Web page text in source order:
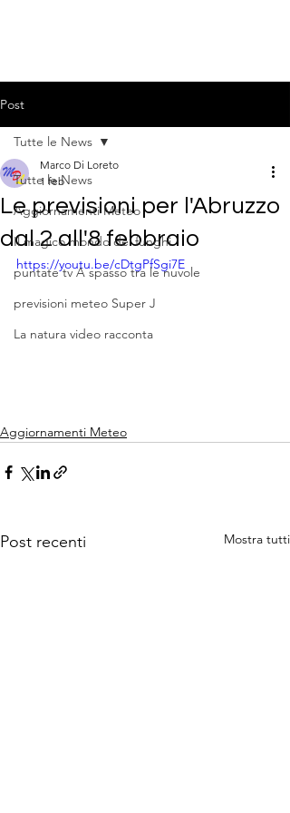
Post
Tutte le News
Aggiornamenti Meteo
Il magico mondo dei funghi
puntate tv A spasso tra le nuvole
previsioni meteo Super J
La natura video racconta
Tutte le News
Le previsioni per l'Abruzzo
dal 2 all'8 febbraio
Marco Di Loreto
1 feb
https://youtu.be/cDtgPfSgi7E
Aggiornamenti Meteo
Post recenti Mostra tutti